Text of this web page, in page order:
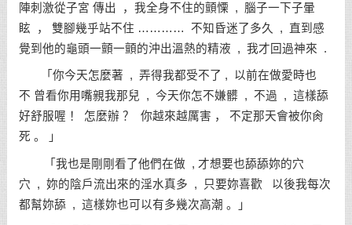
陣刺激從子宮 傳出 ，我全身不住的顫慄 , 腦子一下子暈
眩 ， 雙腳幾乎站不住 ………… 不知昏迷了多久 , 直到感
覺到他的龜頭一顫一顫的沖出溫熱的精液 , 我才回過神來 .
「你今天怎麼著 , 弄得我都受不了 , 以前在做愛時也
不 曾看你用嘴親我那兒 , 今天你怎不嫌髒 , 不過 , 這樣舔
好舒服喔 ！ 怎麼辦 ？ 你越來越厲害 ， 不定那天會被你肏
死 。 」
「我也是剛剛看了他們在做 , 才想要也舔舔妳的穴
穴 , 妳的陰戶流出來的淫水真多 , 只要妳喜歡 以後我每次
都幫妳舔 , 這樣妳也可以有多幾次高潮 。」